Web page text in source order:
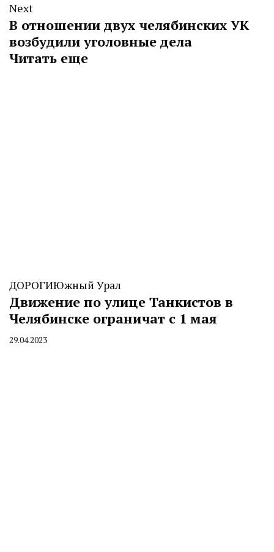
Next
В отношении двух челябинских УК
возбудили уголовные дела
Читать еще
ДОРОГИЮжный Урал
Движение по улице Танкистов в
Челябинске ограничат с 1 мая
By
29.04.2023